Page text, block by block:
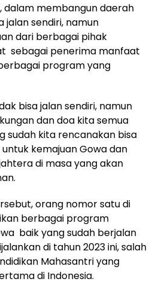
dalam membangun daerah
sendiri, namun
dari berbagai pihak
sebagai penerima manfaat
program yang
bisa jalan sendiri, namun
dan doa kita semua
sudah kita rencanakan bisa
kemajuan Gowa dan
di masa yang akan
orang nomor satu di
berbagai program
baik yang sudah berjalan
di tahun 2023 ini, salah
Mahasantri yang
di Indonesia.